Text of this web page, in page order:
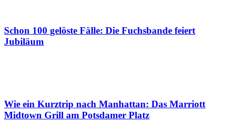
Schon 100 gelöste Fälle: Die Fuchsbande feiert
Jubiläum
Wie ein Kurztrip nach Manhattan: Das Marriott
Midtown Grill am Potsdamer Platz